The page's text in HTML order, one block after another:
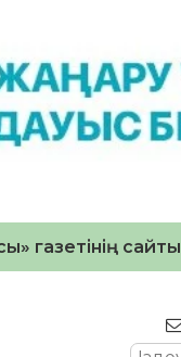
газетінің сайты